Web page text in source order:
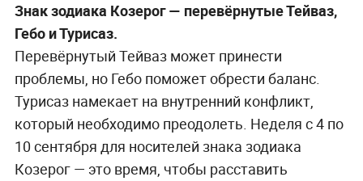
Знак зодиака Козерог — перевёрнутые Тейваз,
Гебо и Турисаз.
Перевёрнутый Тейваз может принести
проблемы, но Гебо поможет обрести баланс.
Турисаз намекает на внутренний конфликт,
который необходимо преодолеть. Неделя с 4 по
10 сентября для носителей знака зодиака
Козерог — это время, чтобы расставить